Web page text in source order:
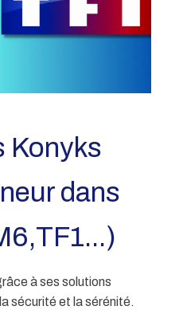
Konyks
dans
à ses solutions
sécurité et la sérénité.